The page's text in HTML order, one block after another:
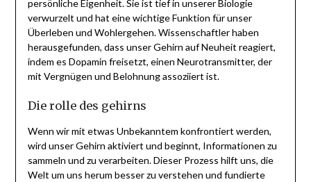
persönliche Eigenheit. Sie ist tief in unserer Biologie
verwurzelt und hat eine wichtige Funktion für unser
Überleben und Wohlergehen. Wissenschaftler haben
herausgefunden, dass unser Gehirn auf Neuheit reagiert,
indem es Dopamin freisetzt, einen Neurotransmitter, der
mit Vergnügen und Belohnung assoziiert ist.
Die rolle des gehirns
Wenn wir mit etwas Unbekanntem konfrontiert werden,
wird unser Gehirn aktiviert und beginnt, Informationen zu
sammeln und zu verarbeiten. Dieser Prozess hilft uns, die
Welt um uns herum besser zu verstehen und fundierte